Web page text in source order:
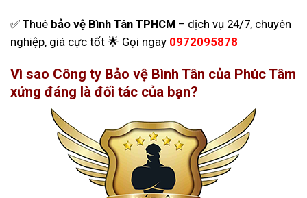
✅ Thuê bảo vệ Bình Tân TPHCM – dịch vụ 24/7, chuyên
nghiệp, giá cực tốt 🌟 Gọi ngay 0972095878
Vì sao Công ty Bảo vệ Bình Tân của Phúc Tâm
xứng đáng là đối tác của bạn?